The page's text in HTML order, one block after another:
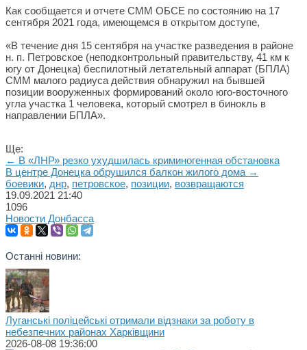
Как сообщается и отчете СММ ОБСЕ по состоянию на 17
сентября 2021 года, имеющемся в открытом доступе,
«В течение дня 15 сентября на участке разведения в районе
н. п. Петровское (неподконтрольный правительству, 41 км к
югу от Донецка) беспилотный летательный аппарат (БПЛА)
СММ малого радиуса действия обнаружил на бывшей
позиции вооруженных формирований около юго-восточного
угла участка 1 человека, который смотрел в бинокль в
направлении БПЛА».
Ще:
← В «ЛНР» резко ухудшилась криминогенная обстановка
В центре Донецка обрушился балкон жилого дома →
боевики, днр, петровское, позиции, возвращаются
19.09.2021 21:40
1096
Новости Донбасса
Останні новини:
Луганські поліцейські отримали відзнаки за роботу в
небезпечних районах Харківщини
2026-08-08 19:36:00